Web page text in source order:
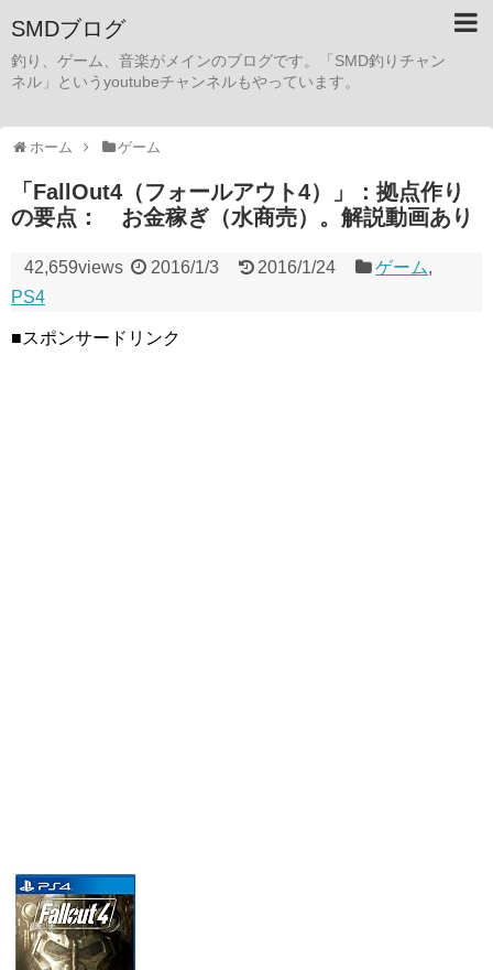
SMDブログ
釣り、ゲーム、音楽がメインのブログです。「SMD釣りチャン
ネル」というyoutubeチャンネルもやっています。
ホーム ゲーム
「FallOut4（フォールアウト4）」：拠点作り
の要点： お金稼ぎ（水商売）。解説動画あり
42,659views 2016/1/3 2016/1/24 ゲーム,
PS4
■スポンサードリンク